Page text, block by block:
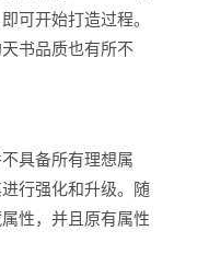
可开始打造过程。
书品质也有所不
具备所有理想属
行强化和升级。随
性，并且原有属性